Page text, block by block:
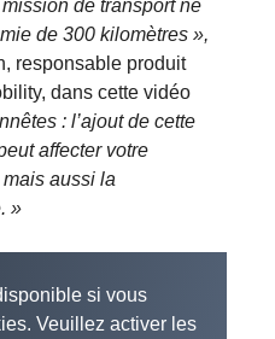
de transport ne
de 300 kilomètres »,
responsable produit
dans cette vidéo
: l’ajout de cette
affecter votre
aussi la
»
si vous
Veuillez activer les